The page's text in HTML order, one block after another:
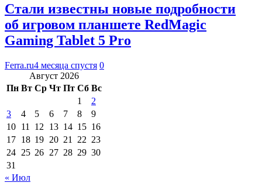
Стали известны новые подробности
об игровом планшете RedMagic
Gaming Tablet 5 Pro
Ferra.ru4 месяца спустя 0
Август 2026
Пн Вт Ср Чт Пт Сб Вс
1
2
3
4 5 6 7 8
9
10 11 12 13 14 15 16
17 18 19 20 21 22 23
24 25 26 27 28 29 30
31
« Июл